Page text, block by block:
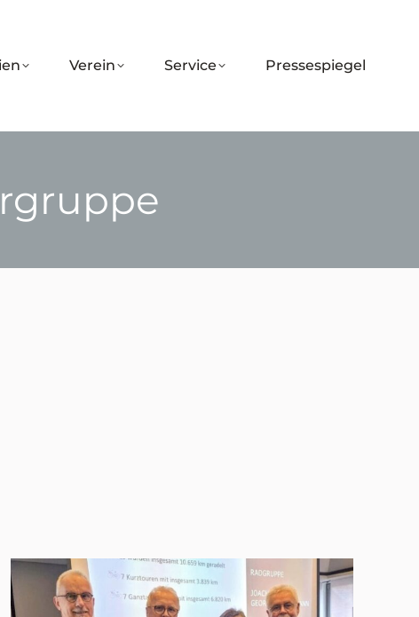
Verein Service Pressespiegel